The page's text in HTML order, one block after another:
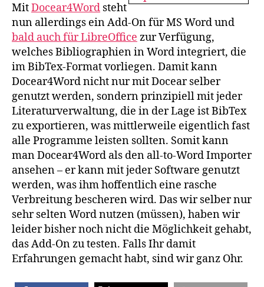
MitDocear4Word steht
nun allerdings ein Add-On für MS Word und
bald auch für LibreOffice zur Verfügung,
welches Bibliographien in Word integriert, die
im BibTex-Format vorliegen. Damit kann
Docear4Word nicht nur mit Docear selber
genutzt werden, sondern prinzipiell mit jeder
Literaturverwaltung, die in der Lage ist BibTex
zu exportieren, was mittlerweile eigentlich fast
alle Programme leisten sollten. Somit kann
man Docear4Word als den all-to-Word Importer
ansehen – er kann mit jeder Software genutzt
werden, was ihm hoffentlich eine rasche
Verbreitung bescheren wird. Das wir selber nur
sehr selten Word nutzen (müssen), haben wir
leider bisher noch nicht die Möglichkeit gehabt,
das Add-On zu testen. Falls Ihr damit
Erfahrungen gemacht habt, sind wir ganz Ohr.